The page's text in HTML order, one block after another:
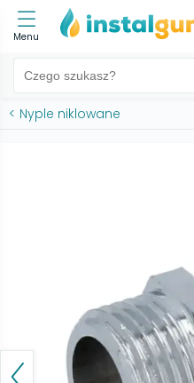
Menu
< Nyple niklowane